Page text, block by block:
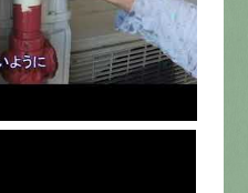
診断いたします!!
2605